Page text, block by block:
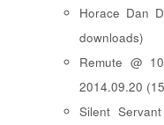
Horace Dan
downloads)
Remute @
2014.09.20
Silent